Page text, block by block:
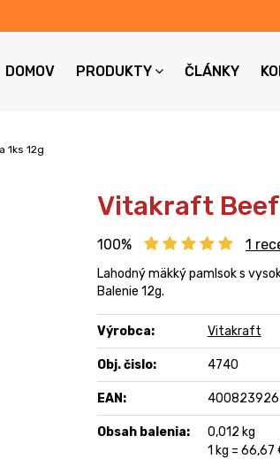
DOMOV PRODUKTY ČLÁNKY
1ks 12g
Vitakraft Beef
100% 1
Lahodný mäkký pamlsok s
Balenie 12g.
Výrobca: Vitakraft
Obj. čislo: 4740
EAN:
Obsah balenia:
0,012 kg
1 kg = 66,67